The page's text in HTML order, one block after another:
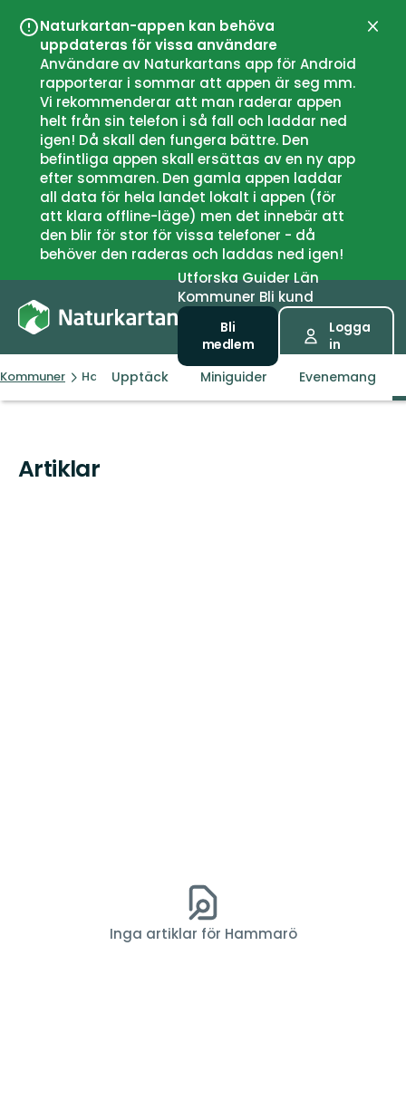
Naturkartan-appen kan behöva
uppdateras för vissa användare
Användare av Naturkartans app för Android
rapporterar i sommar att appen är seg mm.
Vi rekommenderar att man raderar appen
helt från sin telefon i så fall och laddar ned
igen! Då skall den fungera bättre. Den
befintliga appen skall ersättas av en ny app
efter sommaren. Den gamla appen laddar
all data för hela landet lokalt i appen (för
att klara offline-läge) men det innebär att
den blir för stor för vissa telefoner - då
behöver den raderas och laddas ned igen!
UtforskaGuiderLän
Kommuner Bli kund
Bli
medlem
Logga
in
Kommuner HammaröUpptäck Miniguider Evenemang
Artiklar
Inga artiklar för Hammarö